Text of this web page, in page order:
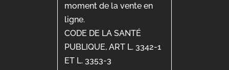
moment de la vente en
ligne.
CODE DE LA SANTÉ
PUBLIQUE, ART L. 3342-1
ET L. 3353-3